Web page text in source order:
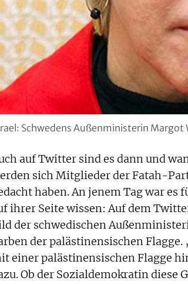
Schwedens Außenministerin Margot
auf Twitter sind es dann und
sich Mitglieder der Fatah-
haben. An jenem Tag war es
ihrer Seite wissen: Auf dem
der schwedischen
der palästinensischen
einer palästinensischen Flagge
Ob der Sozialdemokratin diese